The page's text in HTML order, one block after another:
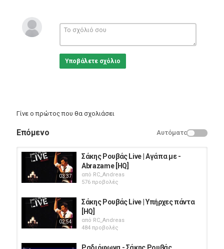
Υποβάλετε σχόλιο
Γίνε ο πρώτος που θα σχολιάσει
Επόμενο Αυτόματο
03:37
Σάκης Ρουβάς Live | Αγάπα με -
Abrazame [HQ]
από RC_Andreas
576 προβολές
02:54
Σάκης Ρουβάς Live | Υπήρχες πάντα
[HQ]
από RC_Andreas
484 προβολές
Ραδιόφωνα - Σάκης Ρουβάς